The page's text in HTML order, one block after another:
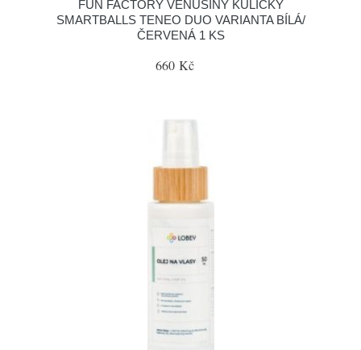
FUN FACTORY VENUŠINY KULIČKY
SMARTBALLS TENEO DUO VARIANTA BÍLÁ/
ČERVENÁ 1 KS
660 Kč